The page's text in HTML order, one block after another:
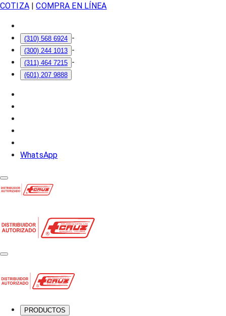
COTIZA| COMPRA EN LÍNEA
(310) 568 6924 -
(300) 244 1013 -
(311) 464 7215 -
(601) 207 9888
WhatsApp
PRODUCTOS